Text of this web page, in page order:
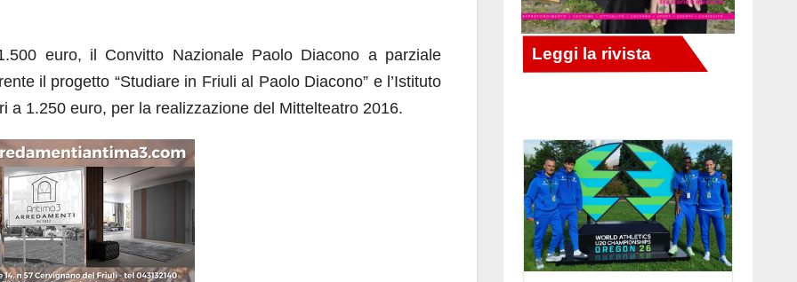
euro, il Convitto Nazionale Paolo Diacono a parziale
il progetto “Studiare in Friuli al Paolo Diacono” e l’Istituto
a 1.250 euro, per la realizzazione del Mittelteatro 2016.